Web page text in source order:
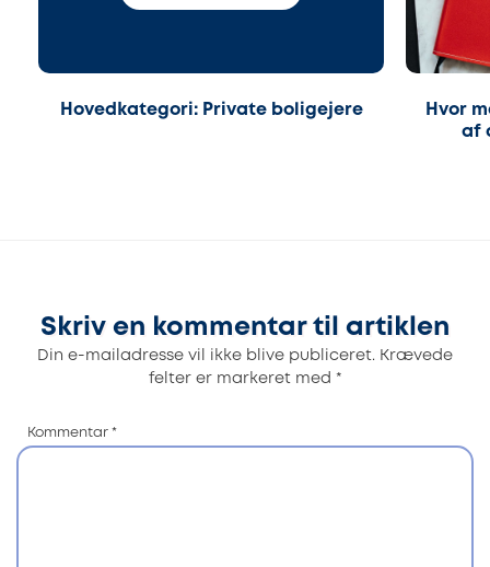
Hovedkategori: Private boligejere
Hvor
af
Skriv en kommentar til artiklen
Din e-mailadresse vil ikke blive publiceret. Krævede
felter er markeret med *
Kommentar *